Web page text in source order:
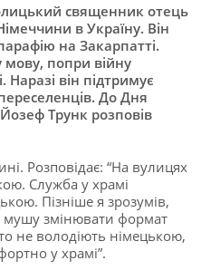
священник отець
в Україну. Він
на Закарпатті.
мову, попри війну
він підтримує
До Дня
Трунк розповів
Розповідає: “На вулицях
Служба у храмі
Пізніше я зрозумів,
мушу змінювати формат
не володіють німецькою,
у храмі”.